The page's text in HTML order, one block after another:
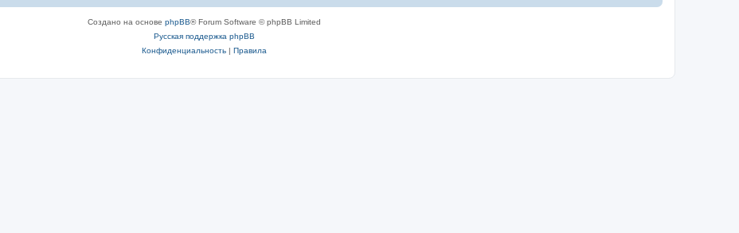
Создано на основе phpBB® Forum Software © phpBB Limited
Русская поддержка phpBB
Конфиденциальность| Правила